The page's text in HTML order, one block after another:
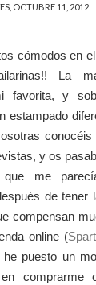
OCTUBRE 11, 2012
cómodos en
La
favorita, y
estampado
y os
me
de tener
compensan
online (
puesto un
comprarme